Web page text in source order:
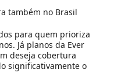
também no Brasil
para quem prioriza
Já planos da Ever
deseja cobertura
significativamente o